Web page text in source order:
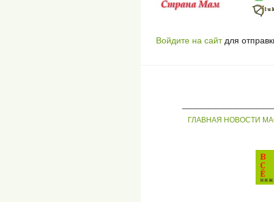
Войдите на сайтдля
ГЛАВНАЯ НОВОСТИ